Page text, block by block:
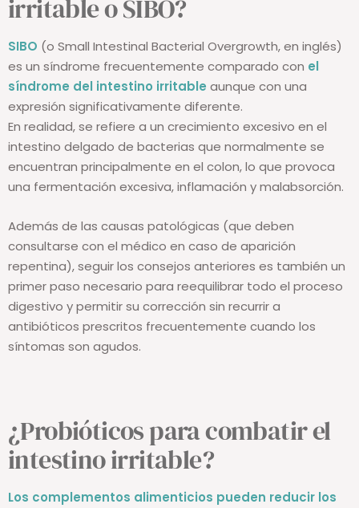
irritable o SIBO?
SIBO (o Small Intestinal Bacterial Overgrowth, en inglés)
es un síndrome frecuentemente comparado con el
síndrome del intestino irritable aunque con una
expresión significativamente diferente.
En realidad, se refiere a un crecimiento excesivo en el
intestino delgado de bacterias que normalmente se
encuentran principalmente en el colon, lo que provoca
una fermentación excesiva, inflamación y malabsorción.
Además de las causas patológicas (que deben
consultarse con el médico en caso de aparición
repentina), seguir los consejos anteriores es también un
primer paso necesario para reequilibrar todo el proceso
digestivo y permitir su corrección sin recurrir a
antibióticos prescritos frecuentemente cuando los
síntomas son agudos.
¿Probióticos para combatir el
intestino irritable?
Los complementos alimenticios pueden reducir los